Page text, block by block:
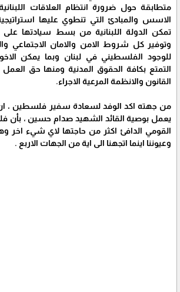
متطابقة حول ضرورة انتظام العلاقات
الاسس والمبادئ التي تنطوي عليها
تمكن الدولة اللبنانية من بسط سيادتها على
وتوفير كل شروط الامن والامان الاجتماعي
للوجود الفلسطيني في لبنان وبما يمكن
التمتع بكافة الحقوق المدنية ومنها حق
القانون والانظمة المرعية الاجراء.
من جهته اكد الوفد لسعادة سفير فلسطين ،
يعمل بوصية القائد الشهيد صدام حسين ، بأن
القومي الدافئ اكثر من حاجتها لاي شيء اخر
وعيوننا اينما اتجهنا الى اية من الجهات الاربع .